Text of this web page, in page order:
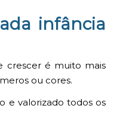
infância
crescer é muito mais
ou cores.
e valorizado todos os